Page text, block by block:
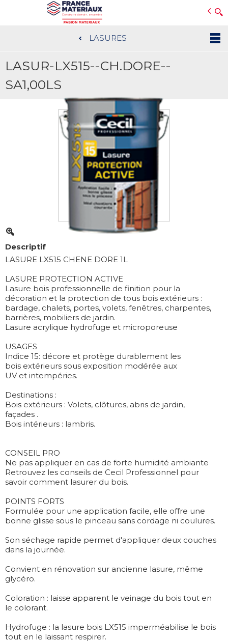
au
contenu
LASURES
LASUR-LX515--CH.DORE--
SA1,00LS
Descriptif
LASURE LX515 CHENE DORE 1L
LASURE PROTECTION ACTIVE
Lasure bois professionnelle de finition pour la
décoration et la protection de tous bois extérieurs :
bardage, chalets, portes, volets, fenêtres, charpentes,
barrières, mobiliers de jardin.
Lasure acrylique hydrofuge et microporeuse
USAGES
Indice 15: décore et protège durablement les
bois extérieurs sous exposition modérée aux
UV et intempéries.
Destinations :
Bois extérieurs : Volets, clôtures, abris de jardin,
façades .
Bois intérieurs : lambris.
CONSEIL PRO
Ne pas appliquer en cas de forte humidité ambiante
Retrouvez les conseils de Cecil Professionnel pour
savoir comment lasurer du bois.
POINTS FORTS
Formulée pour une application facile, elle offre une
bonne glisse sous le pinceau sans cordage ni coulures.
Son séchage rapide permet d'appliquer deux couches
dans la journée.
Convient en rénovation sur ancienne lasure, même
glycéro.
Coloration : laisse apparent le veinage du bois tout en
le colorant.
Hydrofuge : la lasure bois LX515 imperméabilise le bois
tout en le laissant respirer.